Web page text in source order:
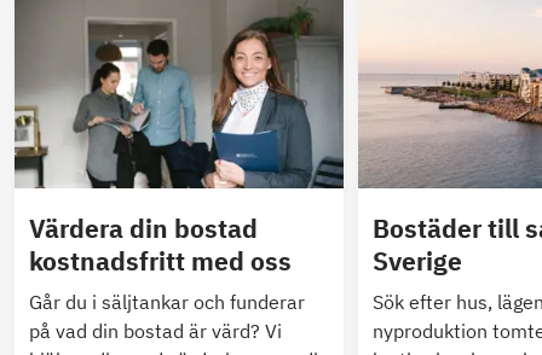
Värdera din bostad
kostnadsfritt med oss
Går du i säljtankar och funderar
på vad din bostad är värd? Vi
Bostäder till
Sverige
Sök efter hus,
nyproduktion